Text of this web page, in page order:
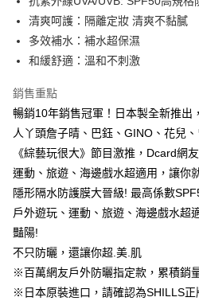
每筆NT$85，滿NT$499(含以上)免運
7-11取貨付款
每筆NT$85，滿NT$499(含以上)免運
宅配
每筆NT$85，滿NT$499(含以上)免運
清爽呵護：隔離定妝 清爽不黏膩
多效補水：補水超保濕
和緩舒適：溫和不刺激
銷售重點
暢銷10年銷售冠軍！日本製全新推出
人丫頭詹子晴、巴鈺、GINO、花兒
《綜藝玩很大》節目激推，Dcard網
運動、旅遊、海邊戲水超適用，讓你
隱形隔水防護膜大晉級! 最高係數
戶外遊玩、運動、旅遊、海邊戲水超
豔陽!
不只防曬，還讓你超.美.肌
※百萬網友戶外防曬指定款，累積銷
※日本原裝進口，請確認為SHILLS正